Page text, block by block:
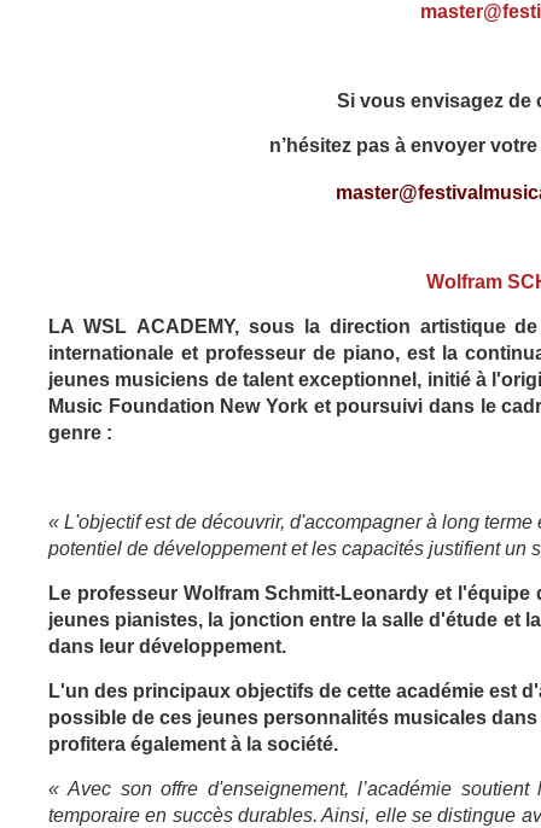
Si vous envisagez de
n’hésitez pas à envoyer
Wolfram
LA WSL ACADEMY, sous la direction artistique
internationale et professeur de piano, est la co
jeunes musiciens de talent exceptionnel, initié à
Music Foundation New York et poursuivi dans le
genre :
« L'objectif est de découvrir, d'accompagner à long
potentiel de développement et les capacités justifient un
Le professeur Wolfram Schmitt-Leonardy et
jeunes pianistes, la jonction entre la salle d'étude et
dans leur développement.
L'un des principaux objectifs de cette académie est
possible de ces jeunes personnalités musicales
profitera également à la société.
« Avec son offre d'enseignement, l’académie
temporaire en succès durables. Ainsi, elle se distingue